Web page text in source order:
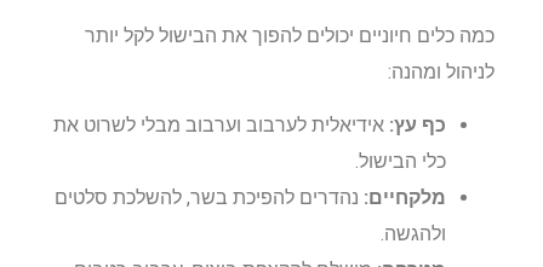
כמה כלים חיוניים יכולים להפוך את הבישול לקל יותר
לניהול ומהנה:
כף עץ:אידיאלית לערבוב וערבוב מבלי לשרוט את
כלי הבישול.
מלקחיים:נהדרים להפיכת בשר, להשלכת סלטים
ולהגשה.